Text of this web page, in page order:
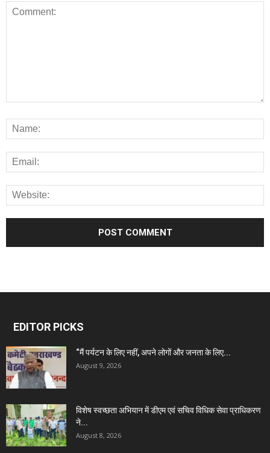
EDITOR PICKS
“मैं पर्यटन के लिए नहीं, अपने लोगों और जनता के लिए...
August 9, 2026
विशेष स्वच्छता अभियान में डीएम एवं सचिव विधिक सेवा प्राधिकरण
ने...
August 8, 2026